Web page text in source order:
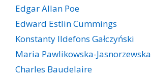
Edgar Allan Poe
Edward Estlin Cummings
Konstanty Ildefons Gałczyński
Maria Pawlikowska-Jasnorzewska
Charles Baudelaire